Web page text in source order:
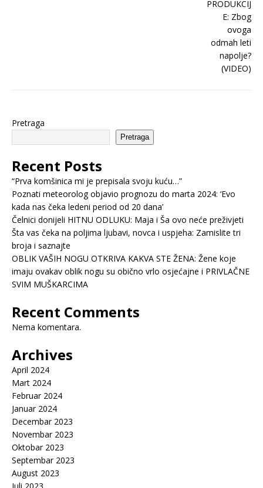
Pretraga
Pretraga
Recent Posts
“Prva komšinica mi je prepisala svoju kuću…”
Poznati meteorolog objavio prognozu do marta 2024: ‘Evo
kada nas čeka ledeni period od 20 dana’
Čelnici donijeli HITNU ODLUKU: Maja i Ša ovo neće preživjeti
Šta vas čeka na poljima ljubavi, novca i uspjeha: Zamislite tri
broja i saznajte
OBLIK VAŠIH NOGU OTKRIVA KAKVA STE ŽENA: Žene koje
imaju ovakav oblik nogu su obično vrlo osjećajne i PRIVLAČNE
SVIM MUŠKARCIMA
Recent Comments
Nema komentara.
Archives
April 2024
Mart 2024
Februar 2024
Januar 2024
Decembar 2023
Novembar 2023
Oktobar 2023
Septembar 2023
August 2023